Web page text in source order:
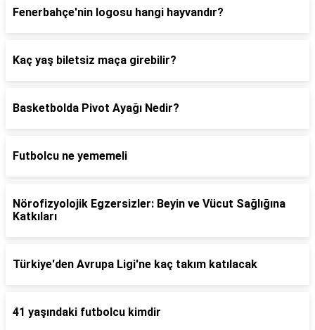
Fenerbahçe'nin logosu hangi hayvandır?
Kaç yaş biletsiz maça girebilir?
Basketbolda Pivot Ayağı Nedir?
Futbolcu ne yememeli
Nörofizyolojik Egzersizler: Beyin ve Vücut Sağlığına
Katkıları
Türkiye'den Avrupa Ligi'ne kaç takım katılacak
41 yaşındaki futbolcu kimdir